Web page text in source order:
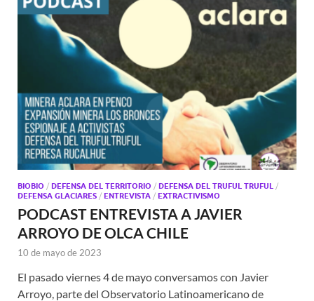
BIOBIO / DEFENSA DEL TERRITORIO / DEFENSA DEL TRUFUL TRUFUL /
DEFENSA GLACIARES / ENTREVISTA / EXTRACTIVISMO
PODCAST ENTREVISTA A JAVIER
ARROYO DE OLCA CHILE
10 de mayo de 2023
El pasado viernes 4 de mayo conversamos con Javier
Arroyo, parte del Observatorio Latinoamericano de